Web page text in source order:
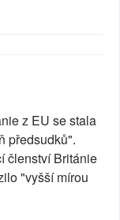
z EU se stala
předsudků".
členství Británie
"vyšší mírou